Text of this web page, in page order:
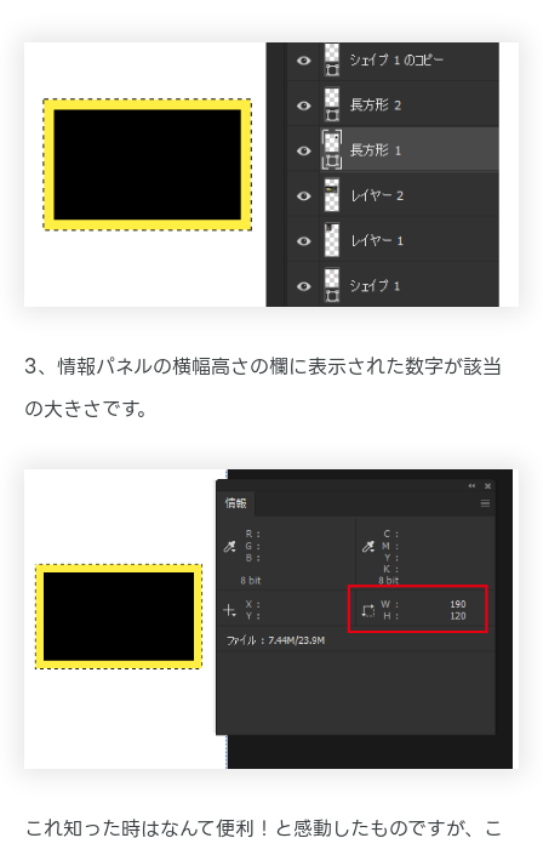
3、情報パネルの横幅高さの欄に表示された数字が該当
の大きさです。
これ知った時はなんて便利！と感動したものですが、こ